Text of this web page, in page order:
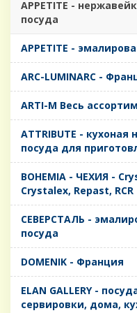
APPETITE -
посуда
APPETITE -
ARC-LUMINARC -
ARTI-M Весь
ATTRIBUTE - кухоная
посуда для
BOHEMIA - ЧЕХИЯ -
Crystalex, Repast, RCR
CЕВЕРСТАЛЬ -
посуда
DOMENIK - Франция
ELAN GALLERY -
сервировки, дома,